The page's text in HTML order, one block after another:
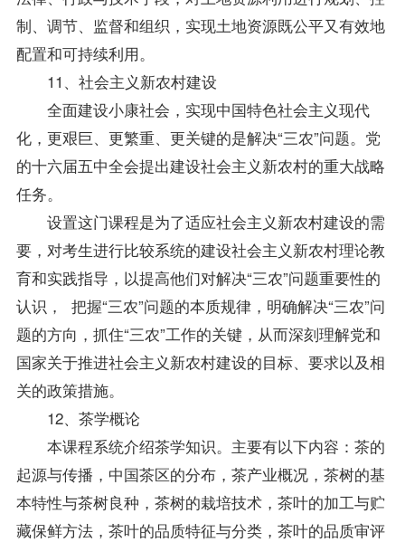
制、调节、监督和组织，实现土地资源既公平又有效地
配置和可持续利用。
11、社会主义新农村建设
全面建设小康社会，实现中国特色社会主义现代
化，更艰巨、更繁重、更关键的是解决“三农”问题。党
的十六届五中全会提出建设社会主义新农村的重大战略
任务。
设置这门课程是为了适应社会主义新农村建设的需
要，对考生进行比较系统的建设社会主义新农村理论教
育和实践指导，以提高他们对解决“三农”问题重要性的
认识， 把握“三农”问题的本质规律，明确解决“三农”问
题的方向，抓住“三农”工作的关键，从而深刻理解党和
国家关于推进社会主义新农村建设的目标、要求以及相
关的政策措施。
12、茶学概论
本课程系统介绍茶学知识。主要有以下内容：茶的
起源与传播，中国茶区的分布，茶产业概况，茶树的基
本特性与茶树良种，茶树的栽培技术，茶叶的加工与贮
藏保鲜方法，茶叶的品质特征与分类，茶叶的品质审评